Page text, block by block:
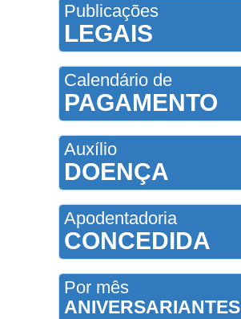
Publicações
LEGAIS
Calendário de
PAGAMENTO
Auxílio
DOENÇA
Apodentadoria
CONCEDIDA
Por mês
ANIVERSARIANTES